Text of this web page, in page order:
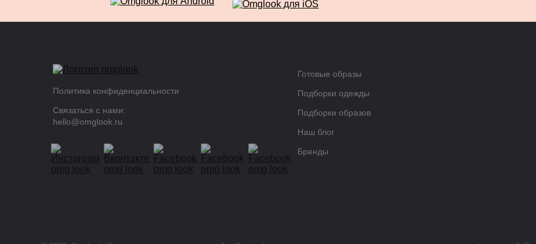
Политика конфиденциальности
Связаться с нами:
hello@omglook.ru
Готовые образы
Подборки одежды
Подборки образов
Наш блог
Бренды